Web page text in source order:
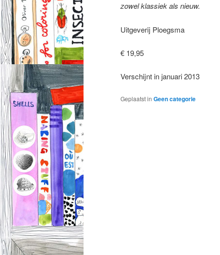
zowel klassiek als nieuw.
Uitgeverij Ploegsma
€ 19,95
Verschijnt in januari 2013
Geplaatst in Geen categorie